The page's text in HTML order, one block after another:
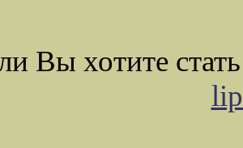
Вы хотите